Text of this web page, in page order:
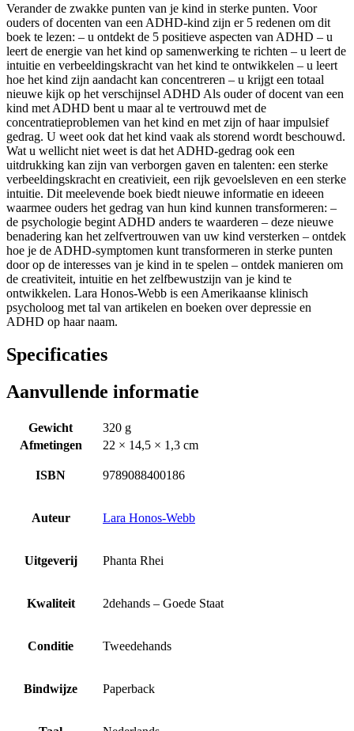
Verander de zwakke punten van je kind in sterke punten. Voor
ouders of docenten van een ADHD-kind zijn er 5 redenen om dit
boek te lezen: – u ontdekt de 5 positieve aspecten van ADHD – u
leert de energie van het kind op samenwerking te richten – u leert de
intuitie en verbeeldingskracht van het kind te ontwikkelen – u leert
hoe het kind zijn aandacht kan concentreren – u krijgt een totaal
nieuwe kijk op het verschijnsel ADHD Als ouder of docent van een
kind met ADHD bent u maar al te vertrouwd met de
concentratieproblemen van het kind en met zijn of haar impulsief
gedrag. U weet ook dat het kind vaak als storend wordt beschouwd.
Wat u wellicht niet weet is dat het ADHD-gedrag ook een
uitdrukking kan zijn van verborgen gaven en talenten: een sterke
verbeeldingskracht en creativieit, een rijk gevoelsleven en een sterke
intuitie. Dit meelevende boek biedt nieuwe informatie en ideeen
waarmee ouders het gedrag van hun kind kunnen transformeren: –
de psychologie begint ADHD anders te waarderen – deze nieuwe
benadering kan het zelfvertrouwen van uw kind versterken – ontdek
hoe je de ADHD-symptomen kunt transformeren in sterke punten
door op de interesses van je kind in te spelen – ontdek manieren om
de creativiteit, intuitie en het zelfbewustzijn van je kind te
ontwikkelen. Lara Honos-Webb is een Amerikaanse klinisch
psycholoog met tal van artikelen en boeken over depressie en
ADHD op haar naam.
Specificaties
Aanvullende informatie
Gewicht
320 g
Afmetingen
22 × 14,5 × 1,3 cm
ISBN 9789088400186
Auteur Lara Honos-Webb
Uitgeverij Phanta Rhei
Kwaliteit 2dehands – Goede Staat
Conditie Tweedehands
Bindwijze Paperback